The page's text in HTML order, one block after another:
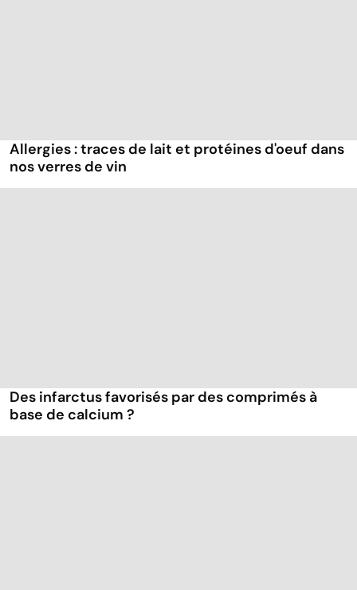
Allergies : traces de lait et protéines d'oeuf dans
nos verres de vin
Des infarctus favorisés par des comprimés à
base de calcium ?